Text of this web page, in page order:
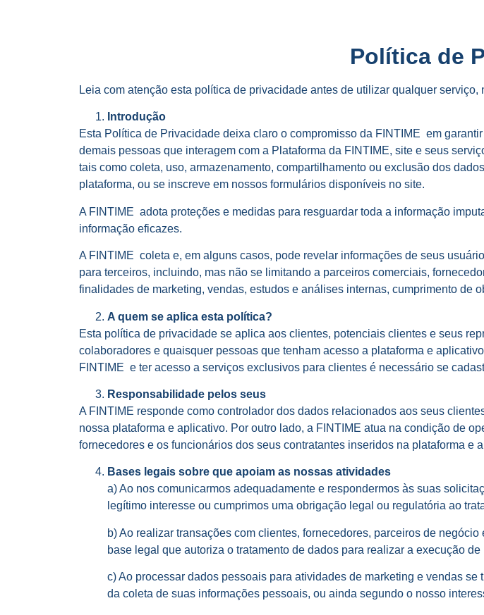
Política de
Leia com atenção esta política de privacidade antes de utilizar qualquer
Introdução
Esta Política de Privacidade deixa claro o compromisso da FINTIME em
demais pessoas que interagem com a Plataforma da FINTIME, site e seus
tais como coleta, uso, armazenamento, compartilhamento ou exclusão dos
plataforma, ou se inscreve em nossos formulários disponíveis no site.
A FINTIME adota proteções e medidas para resguardar toda a informação
informação eficazes.
A FINTIME coleta e, em alguns casos, pode revelar informações de seus
para terceiros, incluindo, mas não se limitando a parceiros comerciais,
finalidades de marketing, vendas, estudos e análises internas, cumprimento de
A quem se aplica esta política?
Esta política de privacidade se aplica aos clientes, potenciais clientes e seus
colaboradores e quaisquer pessoas que tenham acesso a plataforma e
FINTIME e ter acesso a serviços exclusivos para clientes é necessário se
Responsabilidade pelos seus
A FINTIME responde como controlador dos dados relacionados aos seus
nossa plataforma e aplicativo. Por outro lado, a FINTIME atua na condição de
fornecedores e os funcionários dos seus contratantes inseridos na plataforma e
Bases legais sobre que apoiam as nossas atividades
a) Ao nos comunicarmos adequadamente e respondermos às suas
legítimo interesse ou cumprimos uma obrigação legal ou regulatória ao
b) Ao realizar transações com clientes, fornecedores, parceiros de
base legal que autoriza o tratamento de dados para realizar a execução de
c) Ao processar dados pessoais para atividades de marketing e vendas
da coleta de suas informações pessoais, ou ainda segundo o nosso